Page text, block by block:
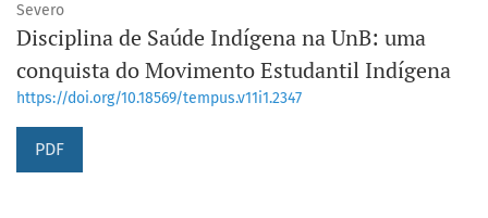
Severo
Disciplina de Saúde Indígena na UnB: uma
conquista do Movimento Estudantil Indígena
https://doi.org/10.18569/tempus.v11i1.2347
PDF